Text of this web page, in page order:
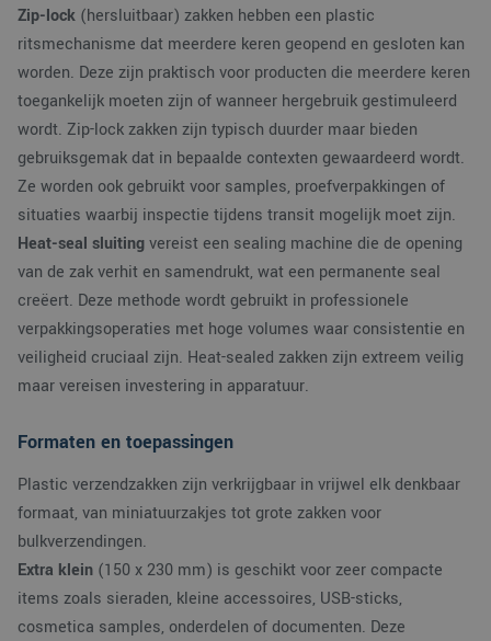
Zip-lock (hersluitbaar) zakken hebben een plastic
ritsmechanisme dat meerdere keren geopend en gesloten kan
worden. Deze zijn praktisch voor producten die meerdere keren
toegankelijk moeten zijn of wanneer hergebruik gestimuleerd
wordt. Zip-lock zakken zijn typisch duurder maar bieden
gebruiksgemak dat in bepaalde contexten gewaardeerd wordt.
Ze worden ook gebruikt voor samples, proefverpakkingen of
situaties waarbij inspectie tijdens transit mogelijk moet zijn.
Heat-seal sluitingvereist een sealing machine die de opening
van de zak verhit en samendrukt, wat een permanente seal
creëert. Deze methode wordt gebruikt in professionele
verpakkingsoperaties met hoge volumes waar consistentie en
veiligheid cruciaal zijn. Heat-sealed zakken zijn extreem veilig
maar vereisen investering in apparatuur.
Formaten en toepassingen
Plastic verzendzakken zijn verkrijgbaar in vrijwel elk denkbaar
formaat, van miniatuurzakjes tot grote zakken voor
bulkverzendingen.
Extra klein (150 x 230 mm) is geschikt voor zeer compacte
items zoals sieraden, kleine accessoires, USB-sticks,
cosmetica samples, onderdelen of documenten. Deze
belangrijke
is van de meer
algemeen
gebruikte
analyseservice
Google. Deze
cookie wordt
gebruikers te
door een
gegenereerd
nummer toe te
wijzen als
Het is
in elk
een site en
gebruikt om
en
om de
gebruikerservaring
te verbeteren.
.verpakking.nl
geassocieerd met
analytics software.
Het wordt gebruikt
om informatie over
de sessie van de
gebruiker op te
en om meerdere
paginaweergaven te
combineren tot één
gebruikerssessie
analytische
Microsoft
Corporation
.c.bing.com
Dit is een Microsoft
MSN 1st party
die we gebruiken
het gebruik van de
Corporation
deze website.
ANONCHK
Microsoft
9 minuten 57
Deze cookie
eindgebruiker de
website gebruikt en
over eventuele
eindgebruiker